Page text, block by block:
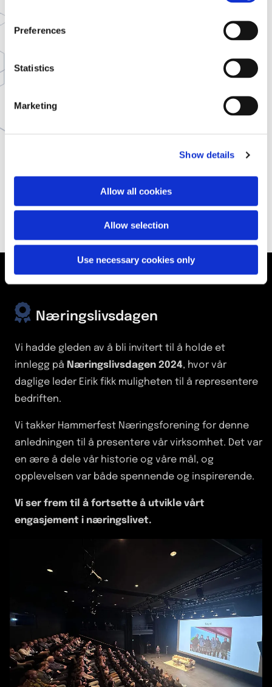
Preferences
Statistics
Marketing
Show details
Allow all cookies
Allow selection
Use necessary cookies only
byggeprosjekt?
 Næringslivsdagen
Vi hadde gleden av å bli invitert til å holde et
innlegg på Næringslivsdagen 2024, hvor vår
daglige leder Eirik fikk muligheten til å representere
bedriften.
Vi takker Hammerfest Næringsforening for denne
anledningen til å presentere vår virksomhet. Det var
en ære å dele vår historie og våre mål, og
opplevelsen var både spennende og inspirerende.
Vi ser frem til å fortsette å utvikle vårt
engasjement i næringslivet.